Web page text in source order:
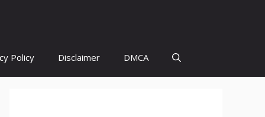
Policy Disclaimer DMCA